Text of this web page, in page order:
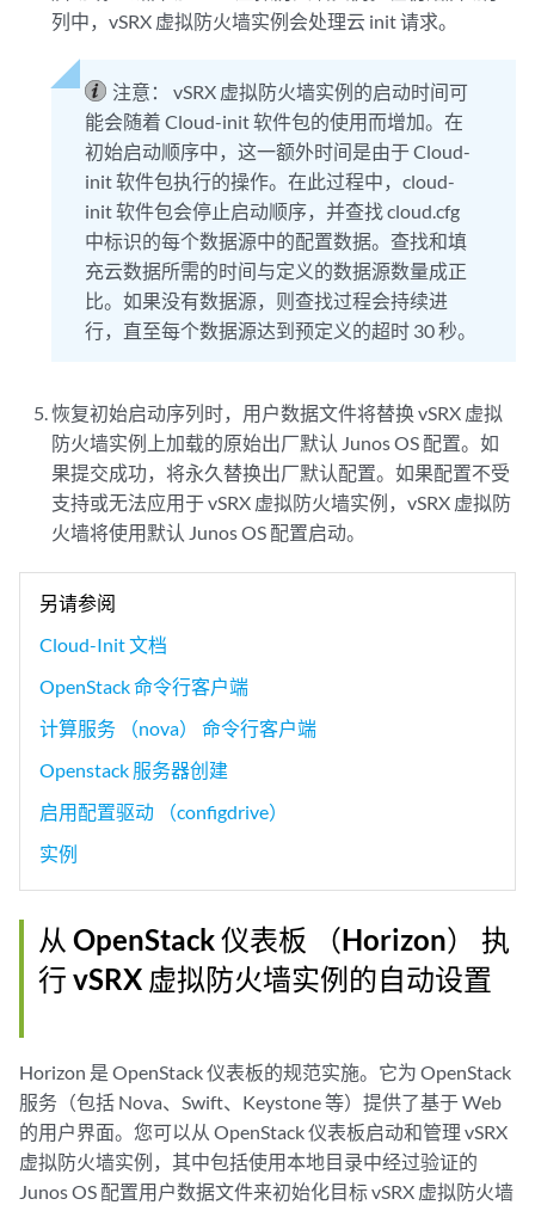
列中，vSRX 虚拟防火墙实例会处理云 init 请求。
注意：
vSRX 虚拟防火墙实例的启动时间可
能会随着 Cloud-init 软件包的使用而增加。在
初始启动顺序中，这一额外时间是由于 Cloud-
init 软件包执行的操作。在此过程中，cloud-
init 软件包会停止启动顺序，并查找 cloud.cfg
中标识的每个数据源中的配置数据。查找和填
充云数据所需的时间与定义的数据源数量成正
比。如果没有数据源，则查找过程会持续进
行，直至每个数据源达到预定义的超时 30 秒。
恢复初始启动序列时，用户数据文件将替换 vSRX 虚拟
防火墙实例上加载的原始出厂默认 Junos OS 配置。如
果提交成功，将永久替换出厂默认配置。如果配置不受
支持或无法应用于 vSRX 虚拟防火墙实例，vSRX 虚拟防
火墙将使用默认 Junos OS 配置启动。
另请参阅
Cloud-Init 文档
OpenStack 命令行客户端
计算服务 （nova） 命令行客户端
Openstack 服务器创建
启用配置驱动 （configdrive）
实例
从 OpenStack 仪表板 （Horizon） 执
行 vSRX 虚拟防火墙实例的自动设置
Horizon 是 OpenStack 仪表板的规范实施。它为 OpenStack
服务（包括 Nova、Swift、Keystone 等）提供了基于 Web
的用户界面。您可以从 OpenStack 仪表板启动和管理 vSRX
虚拟防火墙实例，其中包括使用本地目录中经过验证的
Junos OS 配置用户数据文件来初始化目标 vSRX 虚拟防火墙